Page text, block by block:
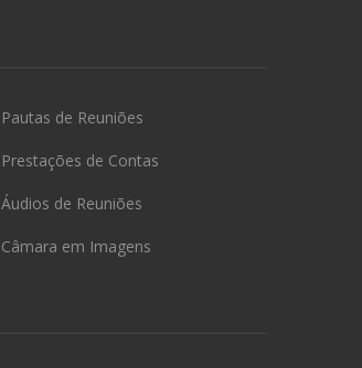
Pautas de Reuniões
Prestações de Contas
Áudios de Reuniões
Câmara em Imagens